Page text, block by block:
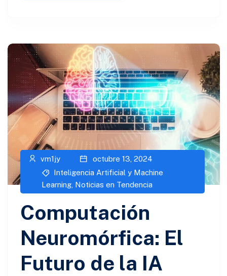
vm1jy
octubre 13, 2024
Inteligencia Artificial y Machine
Learning, Noticias en Tendencia
Computación
Neuromórfica: El
Futuro de la IA